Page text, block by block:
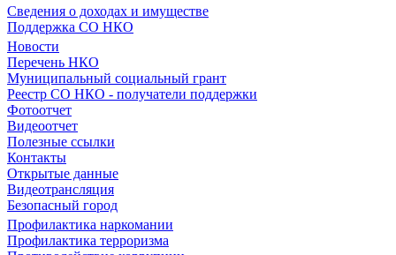
Сведения о доходах и имуществе
Поддержка СО НКО
Новости
Перечень НКО
Муниципальный социальный грант
Реестр СО НКО - получатели поддержки
Фотоотчет
Видеоотчет
Полезные ссылки
Контакты
Открытые данные
Видеотрансляция
Безопасный город
Профилактика наркомании
Профилактика терроризма